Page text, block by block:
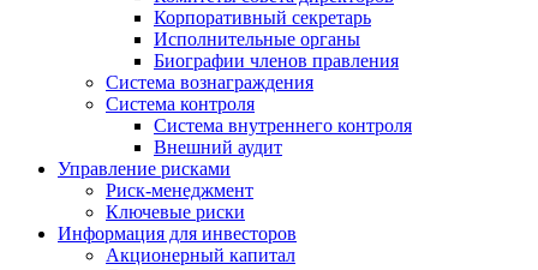
Корпоративный секретарь
Исполнительные органы
Биографии членов правления
Система вознаграждения
Система контроля
Система внутреннего контроля
Внешний аудит
Управление рисками
Риск-менеджмент
Ключевые риски
Информация для инвесторов
Акционерный капитал